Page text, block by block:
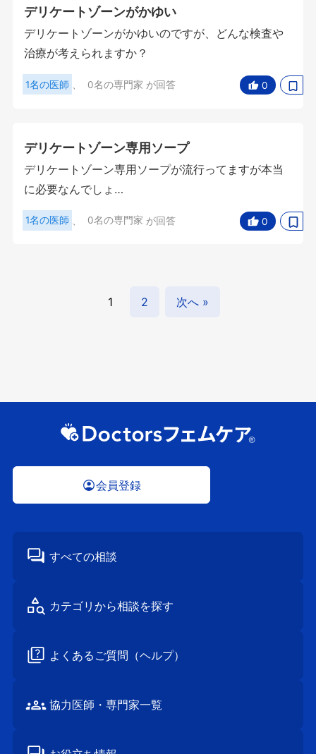
デリケートゾーンがかゆい
デリケートゾーンがかゆいのですが、どんな検査や
治療が考えられますか？
1名の医師 0名の専門家 が回答 0
デリケートゾーン専用ソープ
デリケートゾーン専用ソープが流行ってますが本当
に必要なんでしょ…
1名の医師 0名の専門家 が回答 0
1 2 次へ »
会員登録
すべての相談
カテゴリから相談を探す
よくあるご質問 （ヘルプ）
協⼒医師・ 専⾨家⼀覧